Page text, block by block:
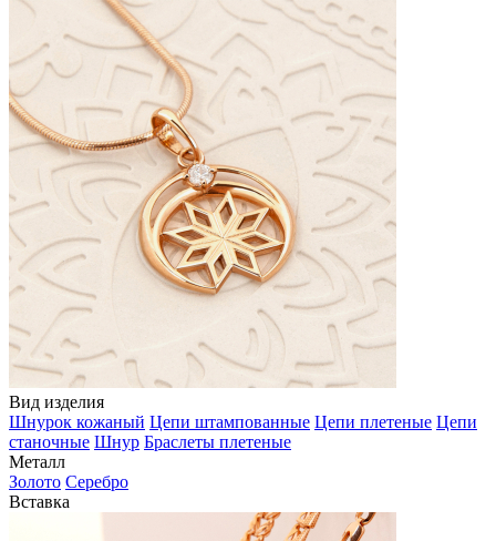
Вид изделия
Шнурок кожаный Цепи штампованные Цепи плетеные Цепи
станочные Шнур Браслеты плетеные
Металл
Золото Серебро
Вставка